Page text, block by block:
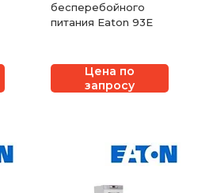
бесперебойного
питания Eaton 93E
Цена по
запросу